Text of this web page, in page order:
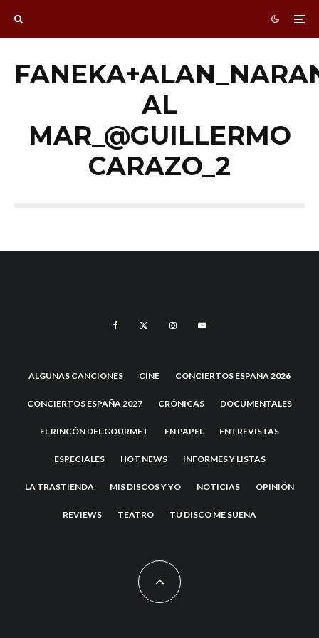
AL
MAR_@GUILLERMO
CARAZO_2
ALGUNAS CANCIONES CINE CONCIERTOS ESPAÑA 2026
CONCIERTOS ESPAÑA 2027 CRÓNICAS DOCUMENTALES
EL RINCÓN DEL GOURMET EN PAPEL ENTREVISTAS
ESPECIALES HOT NEWS INFORMES Y LISTAS
LA TRASTIENDA MIS DISCOS Y YO NOTICIAS OPINIÓN
REVIEWS TEATRO TU DISCO ME SUENA